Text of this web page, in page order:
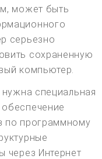
может быть
серьезно
сохраненную
компьютер.
специальная
по программному
через Интернет